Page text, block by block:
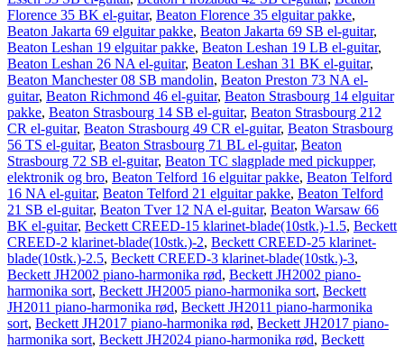
Florence 35 BK el-guitar, Beaton Florence 35 elguitar pakke,
Beaton Jakarta 69 elguitar pakke, Beaton Jakarta 69 SB el-guitar,
Beaton Leshan 19 elguitar pakke, Beaton Leshan 19 LB el-guitar,
Beaton Leshan 26 NA el-guitar, Beaton Leshan 31 BK el-guitar,
Beaton Manchester 08 SB mandolin, Beaton Preston 73 NA el-
guitar, Beaton Richmond 46 el-guitar, Beaton Strasbourg 14 elguitar
pakke, Beaton Strasbourg 14 SB el-guitar, Beaton Strasbourg 212
CR el-guitar, Beaton Strasbourg 49 CR el-guitar, Beaton Strasbourg
56 TS el-guitar, Beaton Strasbourg 71 BL el-guitar, Beaton
Strasbourg 72 SB el-guitar, Beaton TC slagplade med pickupper,
elektronik og bro, Beaton Telford 16 elguitar pakke, Beaton Telford
16 NA el-guitar, Beaton Telford 21 elguitar pakke, Beaton Telford
21 SB el-guitar, Beaton Tver 12 NA el-guitar, Beaton Warsaw 66
BK el-guitar, Beckett CREED-15 klarinet-blade(10stk.)-1.5, Beckett
CREED-2 klarinet-blade(10stk.)-2, Beckett CREED-25 klarinet-
blade(10stk.)-2.5, Beckett CREED-3 klarinet-blade(10stk.)-3,
Beckett JH2002 piano-harmonika rød, Beckett JH2002 piano-
harmonika sort, Beckett JH2005 piano-harmonika sort, Beckett
JH2011 piano-harmonika rød, Beckett JH2011 piano-harmonika
sort, Beckett JH2017 piano-harmonika rød, Beckett JH2017 piano-
harmonika sort, Beckett JH2024 piano-harmonika rød, Beckett